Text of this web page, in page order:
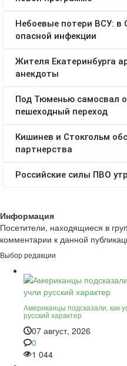
Информация
Посетители, находящиеся в
комментарии к данной
Выбор редакции
Американцы подсказали, как
русский характер
07 август, 2026
0
1 044